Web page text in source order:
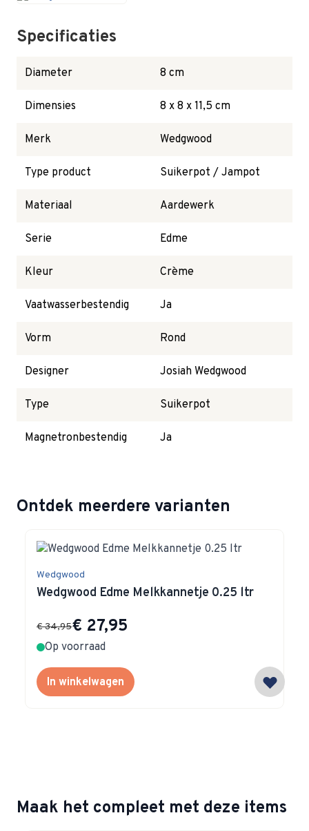
Specificaties
Diameter 8 cm
Dimensies 8 x 8 x 11,5 cm
Merk Wedgwood
Type product Suikerpot / Jampot
Materiaal Aardewerk
Serie Edme
Kleur Crème
Vaatwasserbestendig Ja
Vorm Rond
Designer Josiah Wedgwood
Type Suikerpot
Magnetronbestendig Ja
Ontdek meerdere varianten
Wedgwood
Wedgwood Edme Melkkannetje 0.25 ltr
Special Price
€ 27,95
€ 34,95
Op voorraad
In winkelwagen
Maak het compleet met deze items